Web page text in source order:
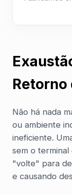
Retorno
Não há nada
ou ambiente
ineficiente.
sem o
"volte" para
e causando